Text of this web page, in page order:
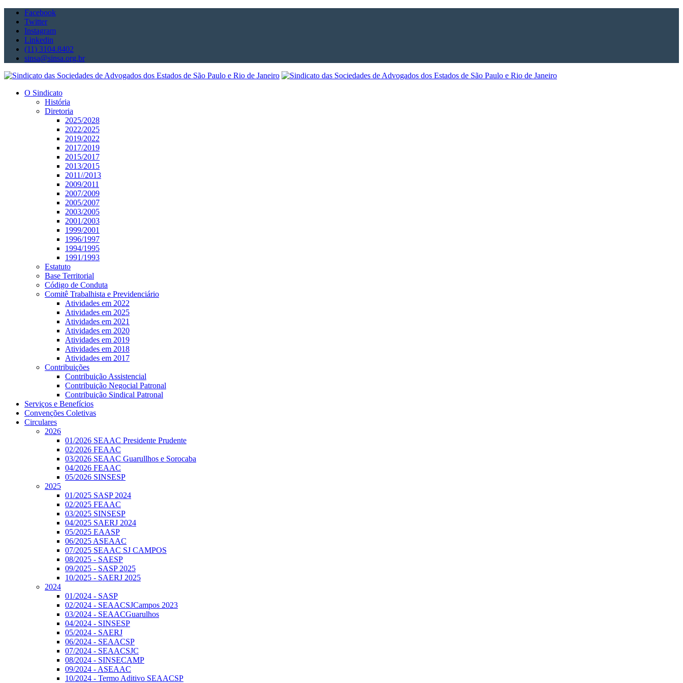
Facebook
Twitter
Instagram
Linkedin
(11) 3104.8402
sinsa@sinsa.org.br
O Sindicato
História
Diretoria
2025/2028
2022/2025
2019/2022
2017/2019
2015/2017
2013/2015
2011//2013
2009/2011
2007/2009
2005/2007
2003/2005
2001/2003
1999/2001
1996/1997
1994/1995
1991/1993
Estatuto
Base Territorial
Código de Conduta
Comitê Trabalhista e Previdenciário
Atividades em 2022
Atividades em 2025
Atividades em 2021
Atividades em 2020
Atividades em 2019
Atividades em 2018
Atividades em 2017
Contribuições
Contribuição Assistencial
Contribuição Negocial Patronal
Contribuição Sindical Patronal
Serviços e Benefícios
Convenções Coletivas
Circulares
2026
01/2026 SEAAC Presidente Prudente
02/2026 FEAAC
03/2026 SEAAC Guarullhos e Sorocaba
04/2026 FEAAC
05/2026 SINSESP
2025
01/2025 SASP 2024
02/2025 FEAAC
03/2025 SINSESP
04/2025 SAERJ 2024
05/2025 EAASP
06/2025 ASEAAC
07/2025 SEAAC SJ CAMPOS
08/2025 - SAESP
09/2025 - SASP 2025
10/2025 - SAERJ 2025
2024
01/2024 - SASP
02/2024 - SEAACSJCampos 2023
03/2024 - SEAACGuarulhos
04/2024 - SINSESP
05/2024 - SAERJ
06/2024 - SEAACSP
07/2024 - SEAACSJC
08/2024 - SINSECAMP
09/2024 - ASEAAC
10/2024 - Termo Aditivo SEAACSP